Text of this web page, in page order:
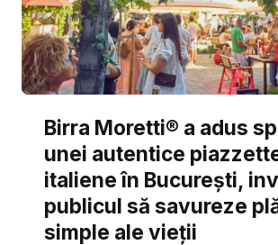
Birra Moretti® a adus
unei autentice
italiene în București,
publicul să savureze
simple ale vieții